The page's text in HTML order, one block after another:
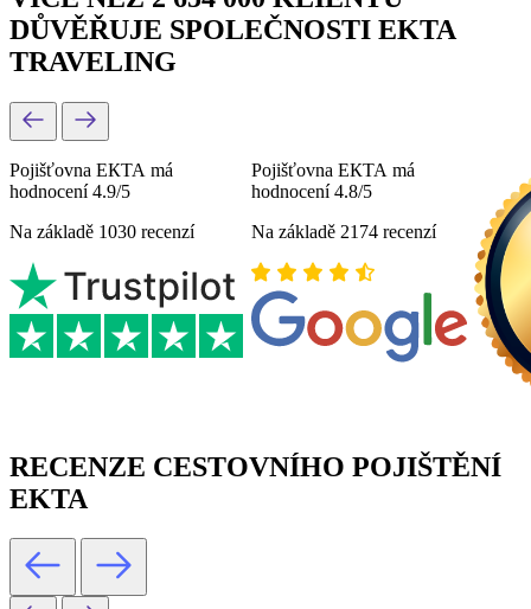
DŮVĚŘUJE SPOLEČNOSTI EKTA
TRAVELING
Pojišťovna ЕКТА má
hodnocení 4.9/5
Na základě 1030 recenzí
Pojišťovna ЕКТА má
hodnocení 4.8/5
Na základě 2174 recenzí
RECENZE CESTOVNÍHO POJIŠTĚNÍ
EKTA